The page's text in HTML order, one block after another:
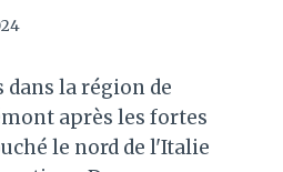
la région de
après les fortes
le nord de l'Italie